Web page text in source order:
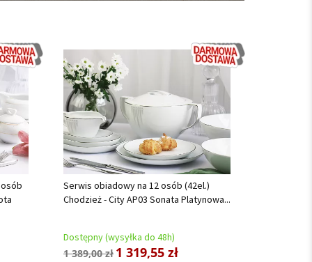
Serwis obiadowy na 12 osób (42el.)
Chodzież - City AP03 Sonata Platynowa...
Dostępny (wysyłka do 48h)
1 389,00 zł 1 319,55 zł